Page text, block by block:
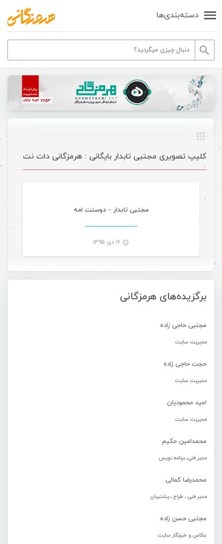
دسته‌بندی‌ها
برگزیده‌های هرمزگانی
مجتبی حاجی زاده
مدیریت سایت
حجت حاجی زاده
مدیریت سایت
امید محمودیان
مدیریت سایت
محمدامین حکیم
مدیر فنی، برنامه نویس
محمدرضا کمالی
مدیر فنی ، طراح ، پشتیبان
مجتبی حسن زاده
عکاس و خبرنگار سایت
کلیپ تصویری مجتبی تابدار بایگانی : هرمزگانی دات نت
مجتبی تابدار – دوستت امه
۱۶ دی ۱۳۹۵